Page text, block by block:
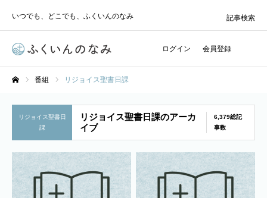
いつでも、どこでも、ふくいんのなみ
ログイン 会員登録
記事検索
番組 リジョイス聖書日課
リジョイス聖書日
課
リジョイス聖書日課のアーカ
イブ
6,379総記
事数